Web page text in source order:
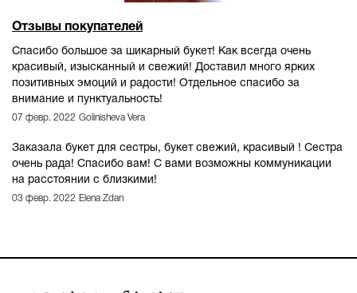
Отзывы покупателей
Спасибо большое за шикарный букет! Как всегда очень
красивый, изысканный и свежий! Доставил много ярких
позитивных эмоций и радости! Отдельное спасибо за
внимание и пунктуальность!
07 февр. 2022 Golinisheva Vera
Заказала букет для сестры, букет свежий, красивый ! Сестра
очень рада! Спасибо вам! С вами возможны коммуникации
на расстоянии с близкими!
03 февр. 2022 Elena Zdan